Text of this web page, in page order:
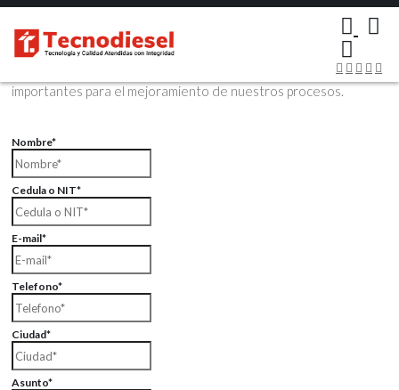
Contáctenos Vía Email
Envíenos sus datos con sus comentarios, sus opiniones son muy
importantes para el mejoramiento de nuestros procesos.
Nombre*
Cedula o NIT*
E-mail*
Telefono*
Ciudad*
Asunto*